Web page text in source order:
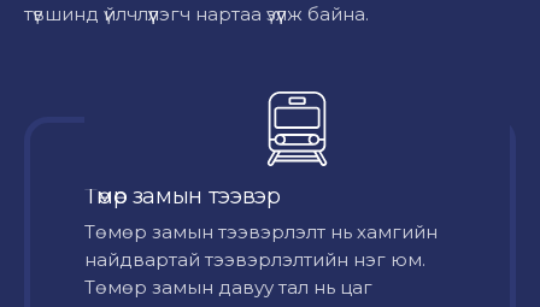
түвшинд үйлчлүүлэгч нартаа үзүүлж байна.
Төмөр замын тээвэр
Төмөр замын тээвэрлэлт нь хамгийн
найдвартай тээвэрлэлтийн нэг юм.
Төмөр замын давуу тал нь цаг